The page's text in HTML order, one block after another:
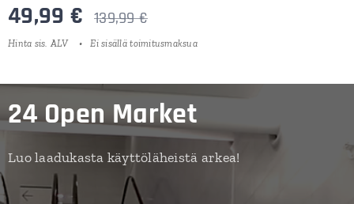
49,99 € 139,99€
Hinta sis. ALV Ei sisällä toimitusmaksua
24 Open Market
Luo laadukasta käyttöläheistä arkea!